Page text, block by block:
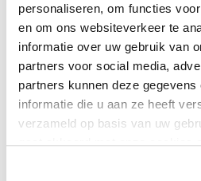
personaliseren, om functies
en om ons websiteverkeer te
informatie over uw gebruik van
partners voor social media,
partners kunnen deze
informatie die u aan ze heeft
verzameld op basis van uw
gaat akkoord met onze cookies
MEER